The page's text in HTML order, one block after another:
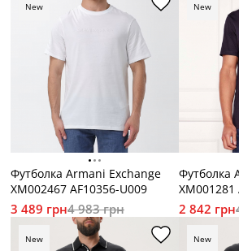
Футболка Armani Exchange
XM002467 AF10356-U009
3 489 грн4 983 грн
New
Футболка
XM001281
2 842 грн
New
New New